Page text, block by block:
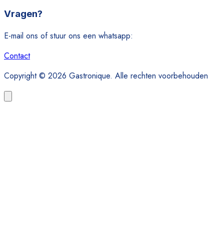
Vragen?
E-mail ons of stuur ons een whatsapp:
Contact
Copyright © 2026 Gastronique. Alle rechten voorbehouden